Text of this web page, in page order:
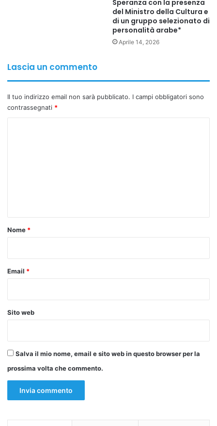
Speranza con la presenza
del Ministro della Cultura e
di un gruppo selezionato di
personalità arabe*
Aprile 14, 2026
Lascia un commento
Il tuo indirizzo email non sarà pubblicato. I campi obbligatori sono
contrassegnati *
o
Nome *
Email *
Sito web
Salva il mio nome, email e sito web in questo browser per la
prossima volta che commento.